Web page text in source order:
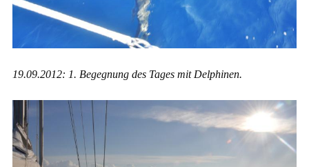
19.09.2012: 1. Begegnung des Tages mit Delphinen.